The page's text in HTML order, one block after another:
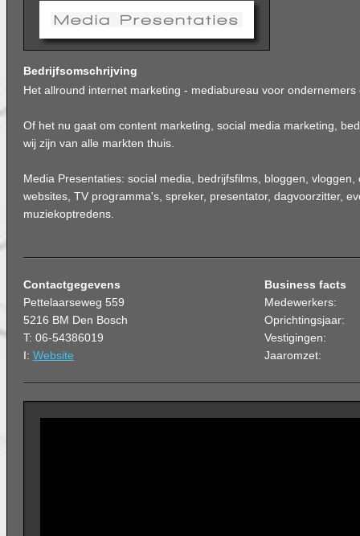
Bedrijfsomschrijving
Het allround internet marketing - mediabureau voor ondernemers
Of het nu gaat om content marketing, social media marketing,
wij zijn van alle markten thuis.
Media Presentaties: social media, bedrijfsfilms, bloggen, vloggen,
websites, TV programma's, spreker, presentator, dagvoorzitter,
muziekoptredens.
Contactgegevens
Pettelaarseweg 559
5216 BM Den Bosch
T: 06-54386019
I: Website
Business facts
Medewerkers:
Oprichtingsjaar:
Vestigingen:
Jaaromzet: